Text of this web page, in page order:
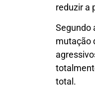
reduzir a
Segundo
mutação
total.